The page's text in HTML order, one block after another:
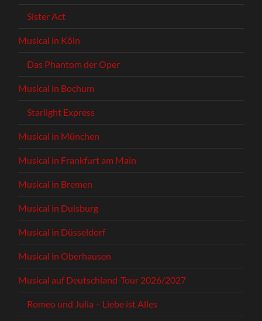
Sister Act
Musical in Köln
Das Phantom der Oper
Musical in Bochum
Starlight Express
Musical in München
Musical in Frankfurt am Main
Musical in Bremen
Musical in Duisburg
Musical in Düsseldorf
Musical in Oberhausen
Musical auf Deutschland-Tour 2026/2027
Romeo und Julia – Liebe ist Alles